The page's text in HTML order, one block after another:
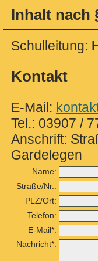
Inhalt nach
Schulleitung:
Kontakt
E-Mail:
Tel.: 03907 /
Anschrift:
Gardelegen
Name:
Straße/Nr.:
PLZ/Ort:
Telefon:
E-Mail*:
Nachricht*: